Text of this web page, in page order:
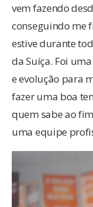
vem fazendo
conseguindo me
estive durante
da Suíça. Foi
e evolução para
fazer uma boa
quem sabe ao
uma equipe